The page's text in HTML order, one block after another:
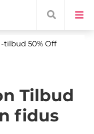
tilbud 50% Off
Tilbud
fidus